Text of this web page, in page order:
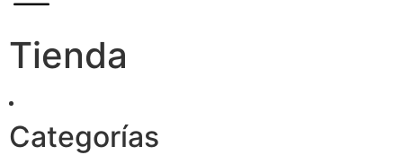
Tienda
Categorías